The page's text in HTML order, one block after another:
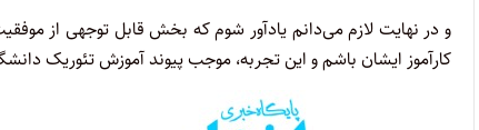
کارآموز ایشان باشم و این تجربه، موجب پیوند آموزش تئوریک